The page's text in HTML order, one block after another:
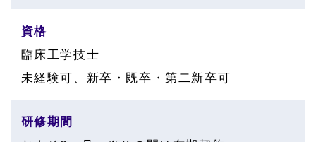
資格
臨床工学技士
未経験可、新卒・既卒・第二新卒可
研修期間